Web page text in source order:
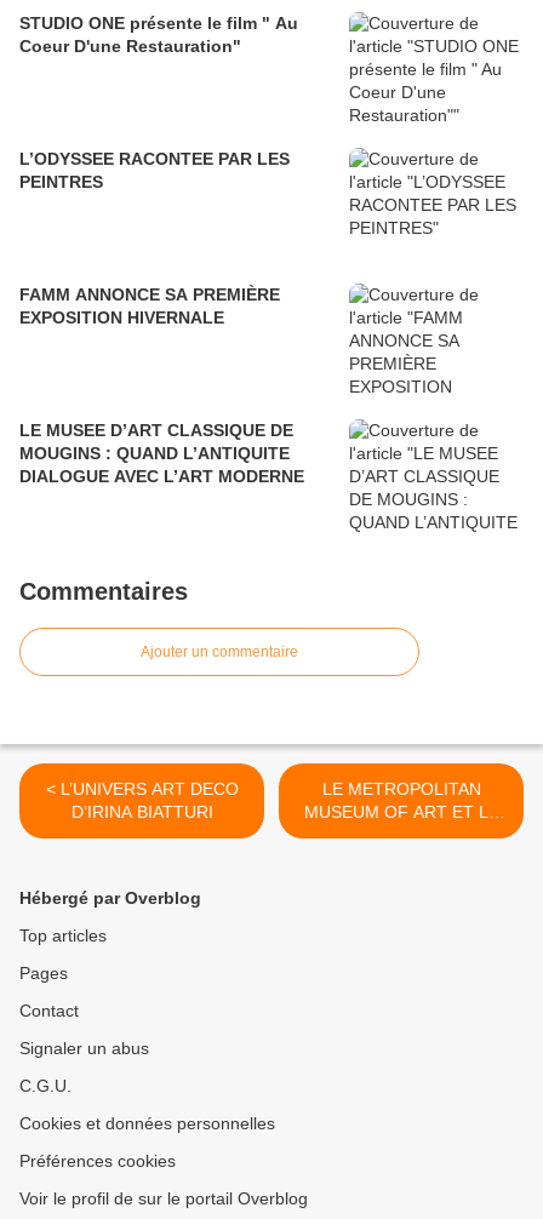
STUDIO ONE présente le film " Au
Coeur D'une Restauration"
L’ODYSSEE RACONTEE PAR LES
PEINTRES
FAMM ANNONCE SA PREMIÈRE
EXPOSITION HIVERNALE
LE MUSEE D’ART CLASSIQUE DE
MOUGINS : QUAND L’ANTIQUITE
DIALOGUE AVEC L’ART MODERNE
Commentaires
Ajouter un commentaire
< L’UNIVERS ART DECO
D’IRINA BIATTURI
LE METROPOLITAN
MUSEUM OF ART ET LA
RONALD S. LAUDER NEUE
Hébergé par Overblog
Top articles
Pages
Contact
Signaler un abus
C.G.U.
Cookies et données personnelles
Préférences cookies
Voir le profil de sur le portail Overblog